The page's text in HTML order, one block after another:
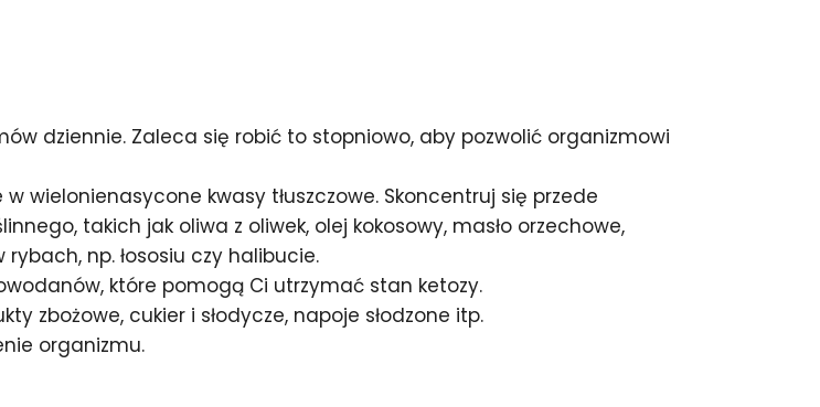
dziennie. Zaleca się robić to stopniowo, aby pozwolić organizmowi
wielonienasycone kwasy tłuszczowe. Skoncentruj się przede
takich jak oliwa z oliwek, olej kokosowy, masło orzechowe,
np. łososiu czy halibucie.
które pomogą Ci utrzymać stan ketozy.
zbożowe, cukier i słodycze, napoje słodzone itp.
organizmu.